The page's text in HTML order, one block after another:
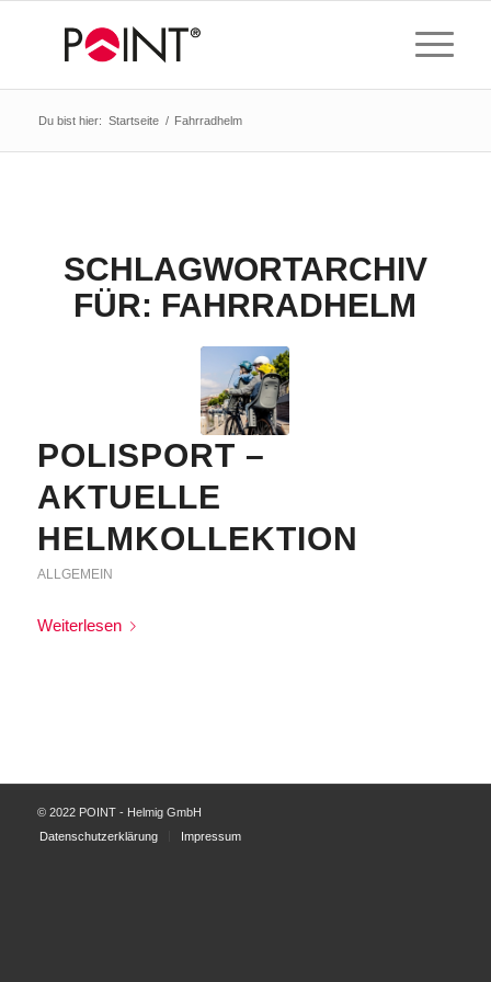
Du bist hier: Startseite / Fahrradhelm
SCHLAGWORTARCHIV
FÜR: FAHRRADHELM
POLISPORT –
AKTUELLE
HELMKOLLEKTION
ALLGEMEIN
Weiterlesen
© 2022 POINT - Helmig GmbH
Datenschutzerklärung
Impressum